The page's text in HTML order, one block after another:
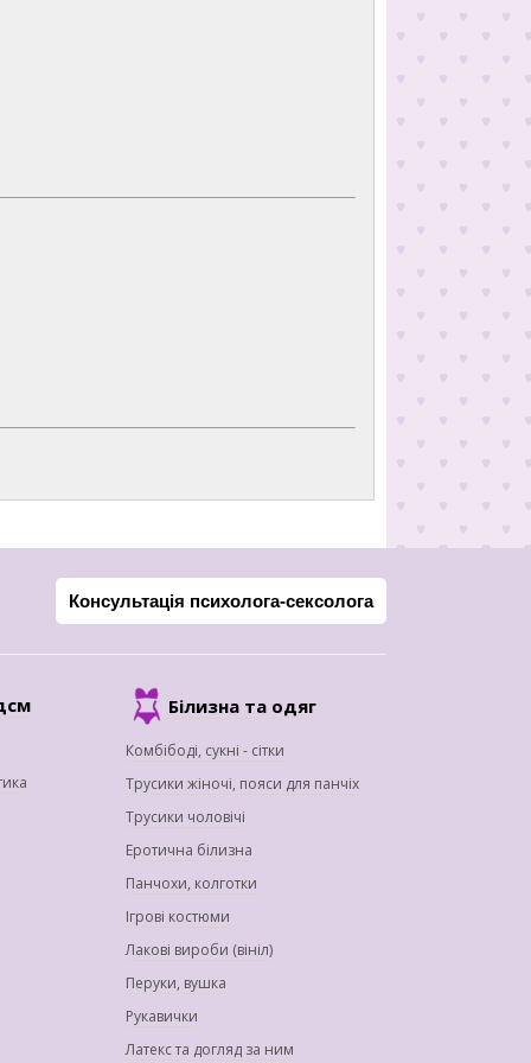
Консультація психолога-сексолога
Білизна та одяг
Комбібоді, сукні - сітки
Трусики жіночі, пояси для панчіх
Трусики чоловічі
Еротична білизна
Панчохи, колготки
Ігрові костюми
Лакові вироби (вініл)
Перуки, вушка
Рукавички
Латекс та догляд за ним